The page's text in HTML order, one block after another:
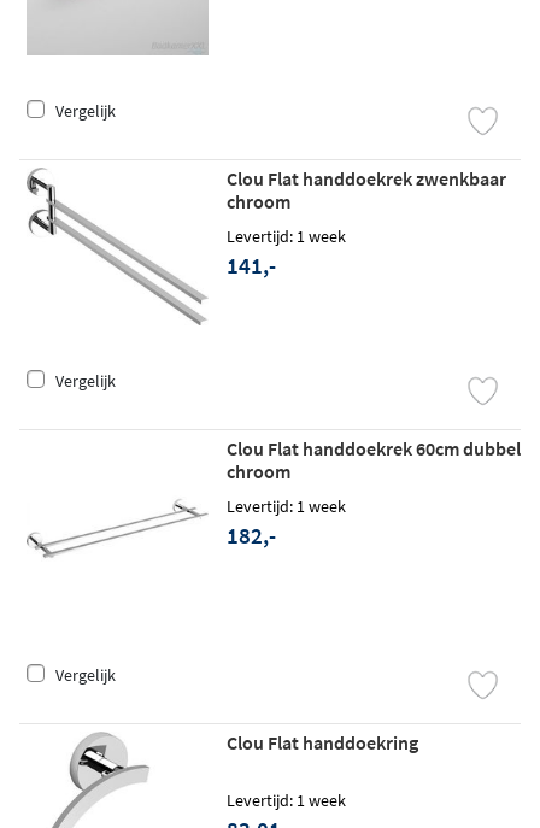
Vergelijk
Clou Flat handdoekrek zwenkbaar
chroom
Levertijd: 1 week
141,-
Vergelijk
Clou Flat handdoekrek 60cm dubbel
chroom
Levertijd: 1 week
182,-
Vergelijk
Clou Flat handdoekring
Levertijd: 1 week